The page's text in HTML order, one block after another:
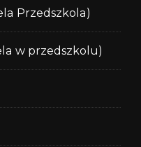
Przedszkola)
w przedszkolu)